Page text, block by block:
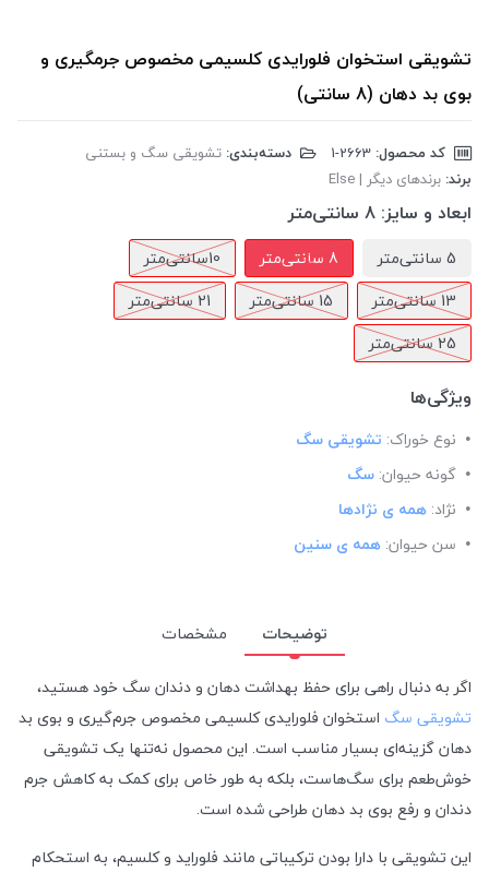
تشویقی استخوان فلورایدی کلسیمی مخصوص جرمگیری و
بوی بد دهان (8 سانتی)
کد محصول: دسته‌بندی: تشویقی سگ و بستنی
برند: برندهای دیگر | Else
ابعاد و سایز: 8 سانتی‌متر
5 سانتی‌متر 8 سانتی‌متر
10سانتی‌متر
13 سانتی‌متر
15 سانتی‌متر
21 سانتی‌متر
25 سانتی‌متر
ویژگی‌ها
نوع خوراک: تشویقی سگ
گونه حیوان: سگ
نژاد: همه ی نژادها
سن حیوان: همه ی سنین
توضیحات
مشخصات
اگر به دنبال راهی برای حفظ بهداشت دهان و دندان سگ خود هستید،
تشویقی سگ استخوان فلورایدی کلسیمی مخصوص جرم‌گیری و بوی بد
دهان گزینه‌ای بسیار مناسب است. این محصول نه‌تنها یک تشویقی
خوش‌طعم برای سگ‌هاست، بلکه به طور خاص برای کمک به کاهش جرم
دندان و رفع بوی بد دهان طراحی شده است.
این تشویقی با دارا بودن ترکیباتی مانند فلوراید و کلسیم، به استحکام